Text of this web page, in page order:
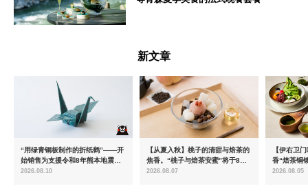
新文章
“用绿青铜板制作的折纸鹤”——开
始销售为支援令和8年熊本地震而
推出的慈善商品
2026.08.10
【从夏入秋】桃子的清甜与焙茶的
焦香。“桃子与焙茶安蜜”将于8月
中旬起限时发售
2026.08.07
【伊右卫
香“焙茶铜
治抹茶提
2026.08.05